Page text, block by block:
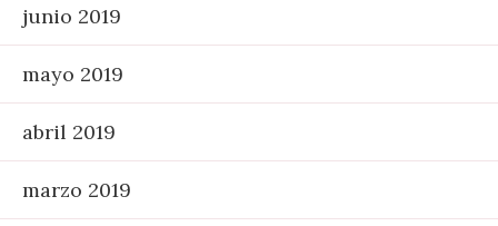
junio 2019
mayo 2019
abril 2019
marzo 2019